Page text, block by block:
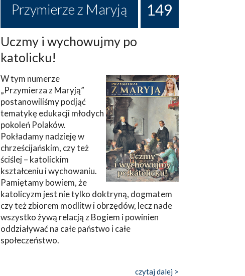
Przymierze z Maryją 149
Uczmy i wychowujmy po
katolicku!
W tym numerze
„Przymierza z Maryją”
postanowiliśmy podjąć
tematykę edukacji młodych
pokoleń Polaków.
Pokładamy nadzieję w
chrześcijańskim, czy też
ściślej – katolickim
kształceniu i wychowaniu.
Pamiętamy bowiem, że
katolicyzm jest nie tylko doktryną, dogmatem
czy też zbiorem modlitw i obrzędów, lecz nade
wszystko żywą relacją z Bogiem i powinien
oddziaływać na całe państwo i całe
społeczeństwo.
czytaj dalej >